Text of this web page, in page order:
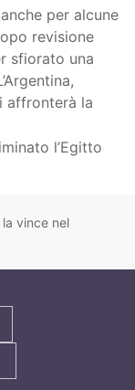
per alcune
revisione
sfiorato una
affronterà la
la vince nel